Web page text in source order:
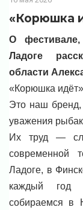
«Корюшка
О
Ладоге
области
«Корюшка
Это наш
уважения
Их труд —
современной
Ладоге, в
каждый год
собираемся в